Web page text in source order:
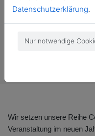
Wir setzen unsere Reihe
Veranstaltung im neuen
Datenschutzerklärung.
Nur notwendige